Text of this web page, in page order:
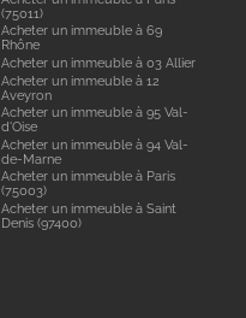
(75011)
Acheter un immeuble à 69
Rhône
Acheter un immeuble à 03 Allier
Acheter un immeuble à 12
Aveyron
Acheter un immeuble à 95 Val-
d'Oise
Acheter un immeuble à 94 Val-
de-Marne
Acheter un immeuble à Paris
(75003)
Acheter un immeuble à Saint
Denis (97400)